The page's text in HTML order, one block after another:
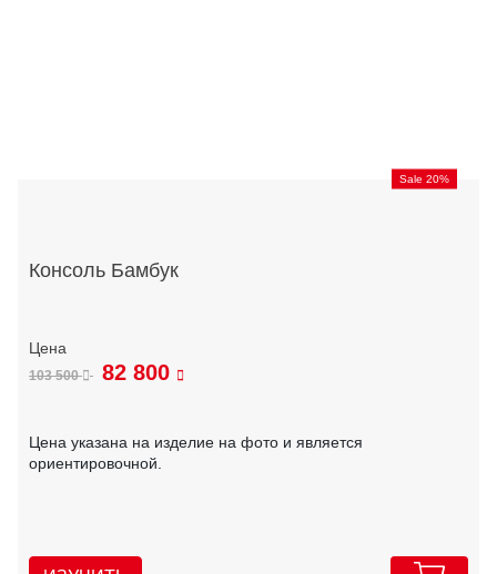
Sale 20%
Консоль Бамбук
103 500 82 800
Цена указана на изделие на фото и является
ориентировочной.